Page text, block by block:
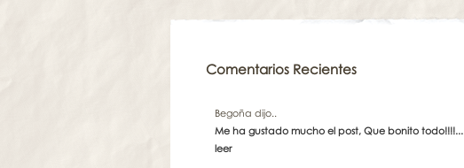
Comentarios Recientes
Begoña dijo..
Me ha gustado mucho el post, Que bonito todo!!!!...
leer